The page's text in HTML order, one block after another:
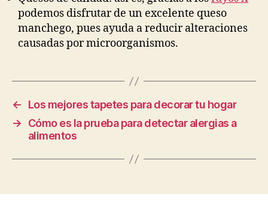
podemos disfrutar de un excelente queso
manchego, pues ayuda a reducir alteraciones
causadas por microorganismos.
←
Los mejores tapetes para decorar tu hogar
→
Cómo es la prueba para detectar alergias a
alimentos